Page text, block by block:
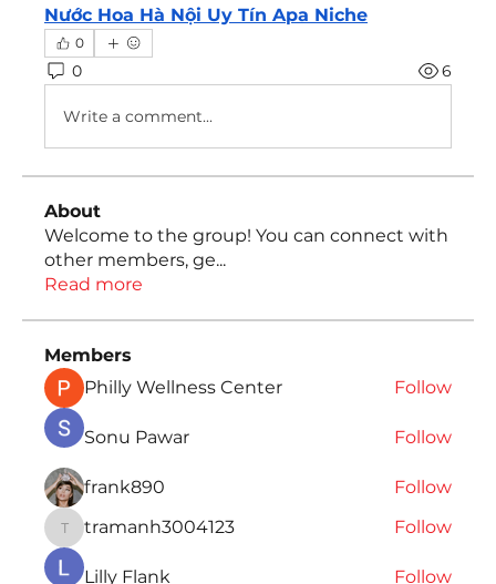
Nước Hoa Hà Nội Uy Tín Apa Niche
0
0 6
Write a comment...
About
Welcome to the group! You can connect with
other members, ge...
Read more
Members
Philly Wellness Center
Follow
Sonu Pawar Follow
frank890 Follow
tramanh3004123
tramanh3004123 Follow
Lilly Flank Follow